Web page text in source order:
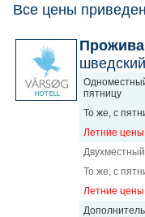
Все цены
пятницу
То же, с
Летние цены
То же, с
Летние цены